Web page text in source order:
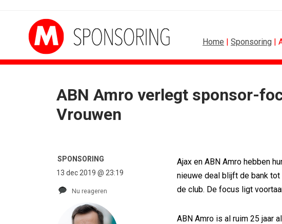
Home | Sponsoring |
ABN Amro verlegt sponsor-
Vrouwen
SPONSORING
13 dec 2019 @ 23:19
Nu reageren
Ajax en ABN Amro hebben
nieuwe deal blijft de bank
de club. De focus ligt
ABN Amro is al ruim 25 jaar
DESIGN
PRO bouwt identiteit rond Groene Roos
Porsche kiest emotie boven features
Studenten filteren sigaret uit iconen
FOOD EN RETAIL
Grolsch lanceert campagne voor...
FSIN: Nederlanders eten uitbundiger...